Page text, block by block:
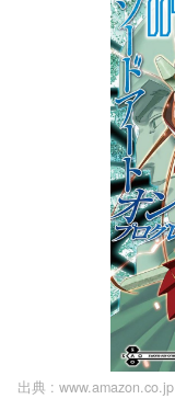
出典 : www.amazon.co.jp